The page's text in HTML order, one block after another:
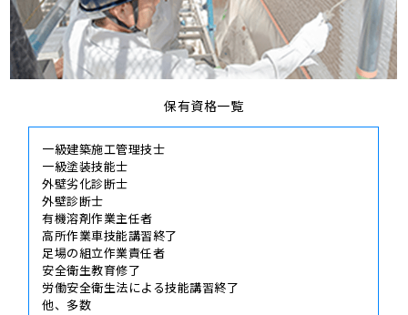
保有資格一覧
一級建築施工管理技士
一級塗装技能士
外壁劣化診断士
外壁診断士
有機溶剤作業主任者
高所作業車技能講習終了
足場の組立作業責任者
安全衛生教育修了
労働安全衛生法による技能講習終了
他、多数